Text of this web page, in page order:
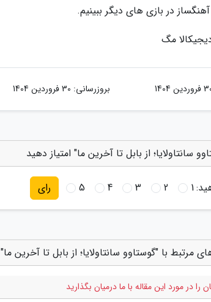
در بازی های دیگر ببینیم.
مگ
1404 بروزرسانی: 30 فروردین 1404
سانتاولایا؛ از بابل تا آخرین ما" امتیاز دهید
1
2
3
4
5 رای
مرتبط با "گوستاوو سانتاولایا؛ از بابل تا آخرین ما"
را در مورد این مقاله با ما درمیان بگذارید